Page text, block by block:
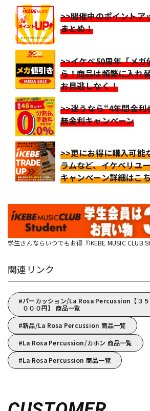
>>開催中のポイントア
まとめ！
>>イケベ50周年「メガ
ら！商品は頻繁に入れ
お見逃しなく！
>>迷うなら“4年間金利
無金利キャンペーン
>>更にお得に購入可能
ラムなど、イケベリユ
キャンペーン詳細はこ
学生さんならいつでもお得『IKEBE MUSIC CLUB
関連リンク
パーカッション/La Rosa Percussion【３５
０００円】 商品一覧
新品/La Rosa Percussion 商品一覧
La Rosa Percussion/カホン 商品一覧
La Rosa Percussion 商品一覧